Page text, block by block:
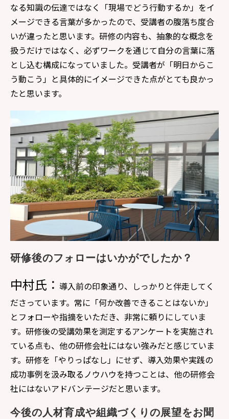
なる知識の伝達ではなく「現場でどう行動するか」をイ
メージできる言葉が多かったので、受講者の腹落ち度合
いが違ったと思います。研修の内容も、抽象的な概念を
扱うだけではなく、必ずワークを通じて自分の言葉に落
とし込む構成になっていました。受講者が「明日からこ
う動こう」と具体的にイメージできた点がとても良かっ
たと思います。
研修後のフォローはいかがでしたか？
中村氏： 導入前の印象通り、しっかりと伴走してく
ださっています。常に「何か改善できることはないか」
とフォローや指摘をいただき、非常に頼りにしていま
す。研修後の受講効果を測定するアンケートを実施され
ている点も、他の研修会社にはない強みだと感じていま
す。研修を「やりっぱなし」にせず、導入効果や実践の
成功事例を汲み取るノウハウを持つことは、他の研修会
社にはないアドバンテージだと思います。
今後の人材育成や組織づくりの展望をお聞